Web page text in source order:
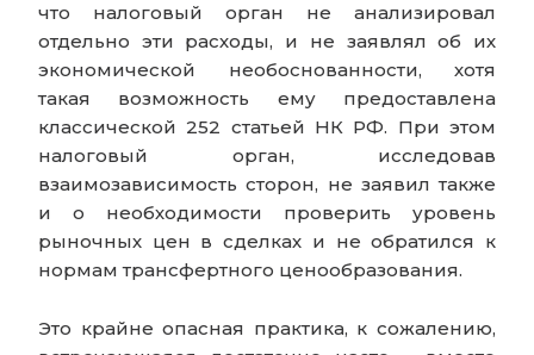
что налоговый орган не анализировал
отдельно эти расходы, и не заявлял об их
экономической необоснованности, хотя
такая возможность ему предоставлена
классической 252 статьей НК РФ. При этом
налоговый орган, исследовав
взаимозависимость сторон, не заявил также
и о необходимости проверить уровень
рыночных цен в сделках и не обратился к
нормам трансфертного ценообразования.
Это крайне опасная практика, к сожалению,